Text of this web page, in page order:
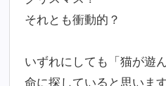
それとも衝動的？
いずれにしても「猫が遊
命に探していると思います